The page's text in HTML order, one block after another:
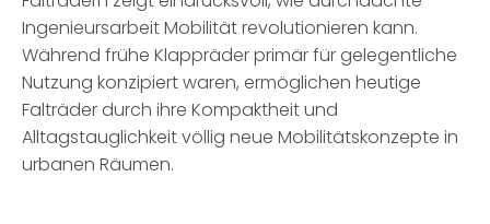
Ingenieursarbeit Mobilität revolutionieren kann.
Während frühe Klappräder primär für gelegentliche
Nutzung konzipiert waren, ermöglichen heutige
Falträder durch ihre Kompaktheit und
Alltagstauglichkeit völlig neue Mobilitätskonzepte in
urbanen Räumen.